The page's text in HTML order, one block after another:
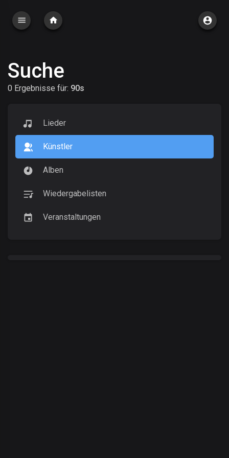
Suche
Lieder
Künstler
Alben
Wiedergabelisten
Veranstaltungen
0 Ergebnisse für: 90s